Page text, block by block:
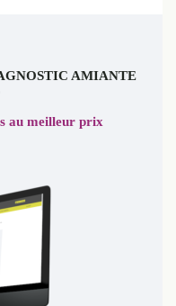
AMIANTE
au meilleur prix